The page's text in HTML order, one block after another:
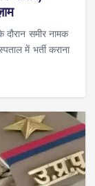
दौरान समीर नामक
में भर्ती कराना